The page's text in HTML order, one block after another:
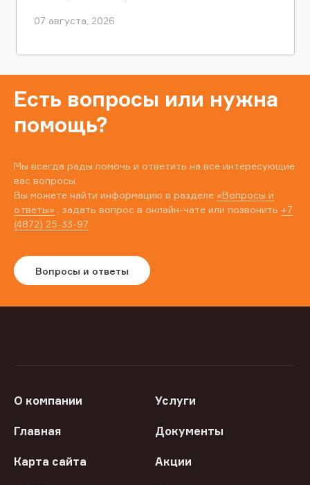
07 августа, 2026
Есть вопросы или нужна
помощь?
Мы всегда рады помочь и ответить на все интересующие
вас вопросы.
Вы можете найти информацию в разделе «Вопросы и
ответы» , задать вопрос в онлайн-чате или позвонить +7
(4872) 25-33-97
Вопросы и ответы
О компании Услуги
Главная Документы
Карта сайта Акции